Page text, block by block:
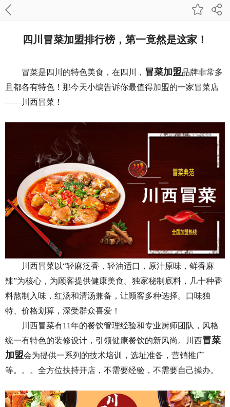
四川冒菜加盟排行榜，第一竟然是这家！
冒菜是四川的特色美食，在四川， 冒菜加盟品牌非常多
且都各有特色！那今天小编告诉你最值得加盟的一家冒菜店
——川西冒菜！
川西冒菜以“轻麻泛香，轻油适口，原汁原味，鲜香麻
辣”为核心，为顾客提供健康美食。独家秘制底料，几十种香
料熬制入味，红汤和清汤兼备，让顾客多种选择。口味独
特、价格划算，深受群众喜爱！
川西冒菜有11年的餐饮管理经验和专业厨师团队，风格
统一有特色的装修设计，引领健康餐饮的新风尚。川西冒菜
加盟会为提供一系列的技术培训，选址准备，营销推广
等。。。全方位扶持开店，不需要经验，不需要自己操办。